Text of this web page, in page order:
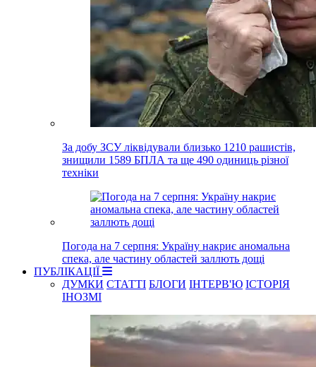
За добу ЗСУ ліквідували близько 1210 рашистів,
знищили 1589 БПЛА та ще 490 одиниць різної
техніки
Погода на 7 серпня: Україну накриє аномальна
спека, але частину областей заллють дощі
ПУБЛІКАЦІЇ
ДУМКИ СТАТТІ БЛОГИ ІНТЕРВ'Ю ІСТОРІЯ
ІНОЗМІ